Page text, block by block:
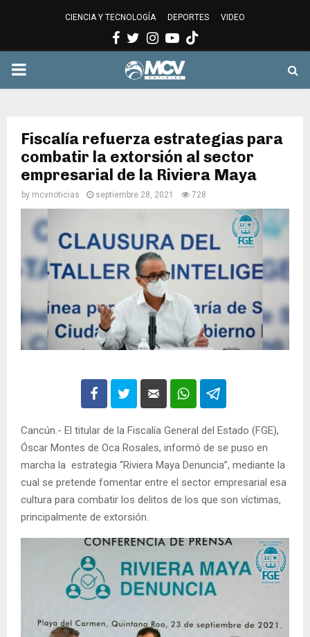
CIENCIA Y TECNOLOGÍA DEPORTES VIDEO
Facebook
Twitter
Instagram
Youtube
PRIMARY
Fiscalía refuerza estrategias para
combatir la extorsión al sector
empresarial de la Riviera Maya
by mcvnoticias septiembre 28, 2021 728
Cancún.- El titular de la Fiscalía General del Estado (FGE),
Óscar Montes de Oca Rosales, informó de se puso en
marcha la estrategia “Riviera Maya Denuncia”, mediante la
cual se pretende fomentar entre el sector empresarial esa
cultura para combatir los delitos de los que son víctimas,
principalmente de extorsión.